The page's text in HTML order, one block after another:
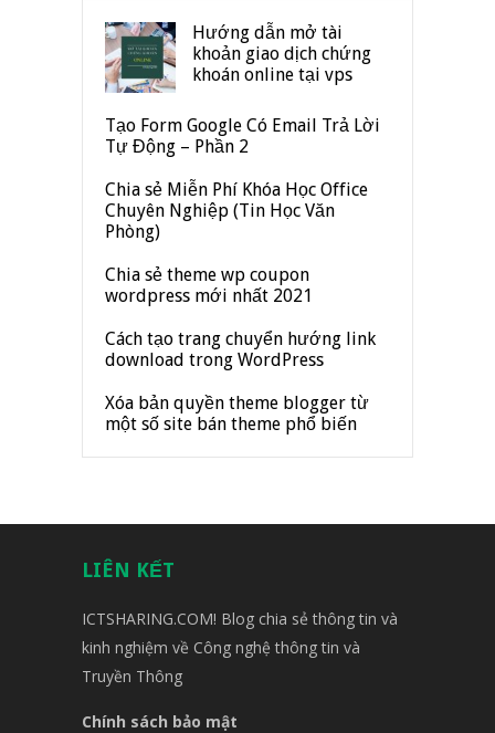
Hướng dẫn mở tài
khoản giao dịch chứng
khoán online tại vps
Tạo Form Google Có Email Trả Lời
Tự Động – Phần 2
Chia sẻ Miễn Phí Khóa Học Office
Chuyên Nghiệp (Tin Học Văn
Phòng)
Chia sẻ theme wp coupon
wordpress mới nhất 2021
Cách tạo trang chuyển hướng link
download trong WordPress
Xóa bản quyền theme blogger từ
một số site bán theme phổ biến
LIÊN KẾT
ICTSHARING.COM! Blog chia sẻ thông tin và
kinh nghiệm về Công nghệ thông tin và
Truyền Thông
Chính sách bảo mật